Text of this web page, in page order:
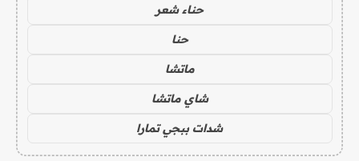
حناء شعر
حنا
ماتشا
شاي ماتشا
شدات ببجي تمارا